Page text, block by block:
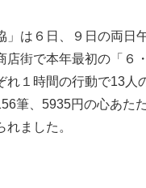
」は６日、９日の両日
店街で本年最初の「６
れ１時間の行動で13人
筆、5935円の心あた
ました。